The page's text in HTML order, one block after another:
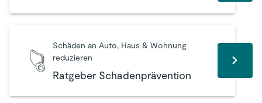
Schäden an Auto, Haus & Wohnung
reduzieren
Ratgeber Schadenprävention